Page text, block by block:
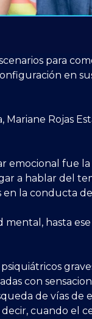
para
en
Rojas
fue la
a hablar del
la conducta de
mental, hasta
con
de vías de
cuando el